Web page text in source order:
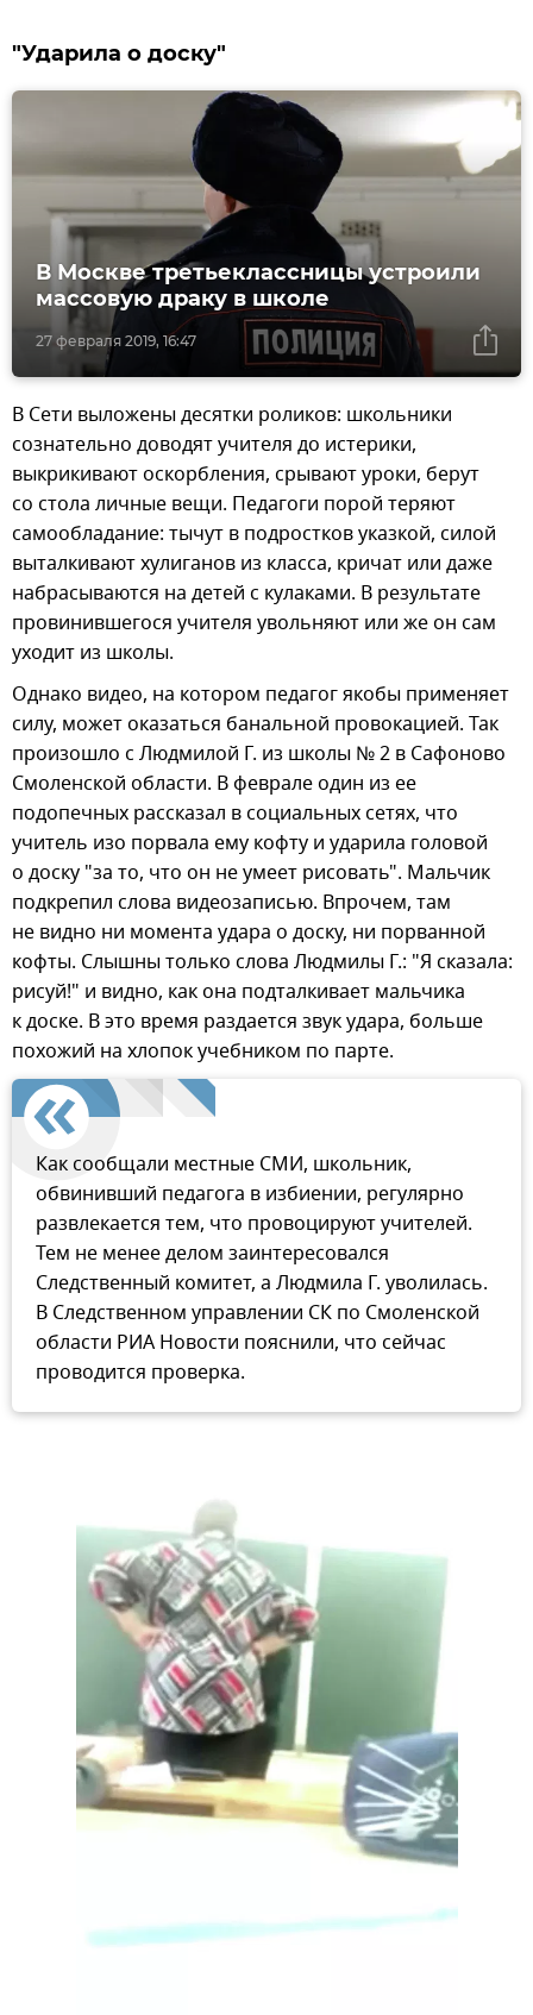
"Ударила о доску"
27 февраля 2019, 16:47
В Москве третьеклассницы устроили
массовую драку в школе
В Сети выложены десятки роликов: школьники
сознательно доводят учителя до истерики,
выкрикивают оскорбления, срывают уроки, берут
со стола личные вещи. Педагоги порой теряют
самообладание: тычут в подростков указкой, силой
выталкивают хулиганов из класса, кричат или даже
набрасываются на детей с кулаками. В результате
провинившегося учителя увольняют или же он сам
уходит из школы.
Однако видео, на котором педагог якобы применяет
силу, может оказаться банальной провокацией. Так
произошло с Людмилой Г. из школы № 2 в Сафоново
Смоленской области. В феврале один из ее
подопечных рассказал в социальных сетях, что
учитель изо порвала ему кофту и ударила головой
о доску "за то, что он не умеет рисовать". Мальчик
подкрепил слова видеозаписью. Впрочем, там
не видно ни момента удара о доску, ни порванной
кофты. Слышны только слова Людмилы Г.: "Я сказала:
рисуй!" и видно, как она подталкивает мальчика
к доске. В это время раздается звук удара, больше
похожий на хлопок учебником по парте.
Как сообщали местные СМИ, школьник,
обвинивший педагога в избиении, регулярно
развлекается тем, что провоцируют учителей.
Тем не менее делом заинтересовался
Следственный комитет, а Людмила Г. уволилась.
В Следственном управлении СК по Смоленской
области РИА Новости пояснили, что сейчас
проводится проверка.